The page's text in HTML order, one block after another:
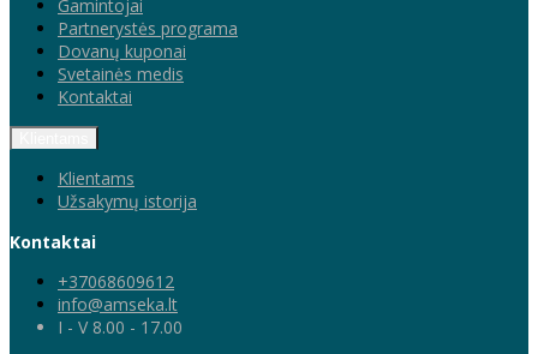
Gamintojai
Partnerystės programa
Dovanų kuponai
Svetainės medis
Kontaktai
Klientams
Užsakymų istorija
Kontaktai
+37068609612
info@amseka.lt
I - V 8.00 - 17.00